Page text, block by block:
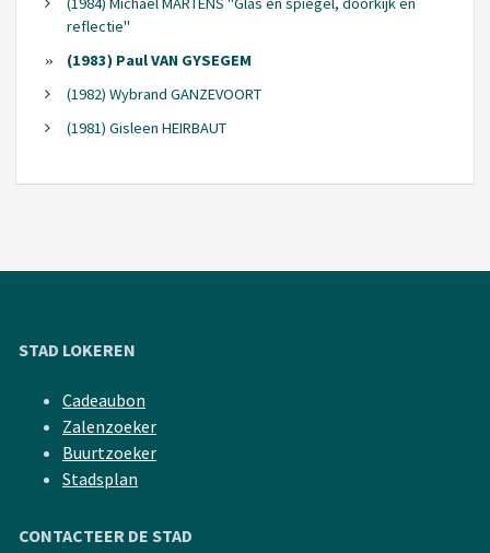
reflectie"
(1983) Paul VAN GYSEGEM
(1982) Wybrand GANZEVOORT
(1981) Gisleen HEIRBAUT
STAD LOKEREN
Cadeaubon
Zalenzoeker
Buurtzoeker
Stadsplan
CONTACTEER DE STAD